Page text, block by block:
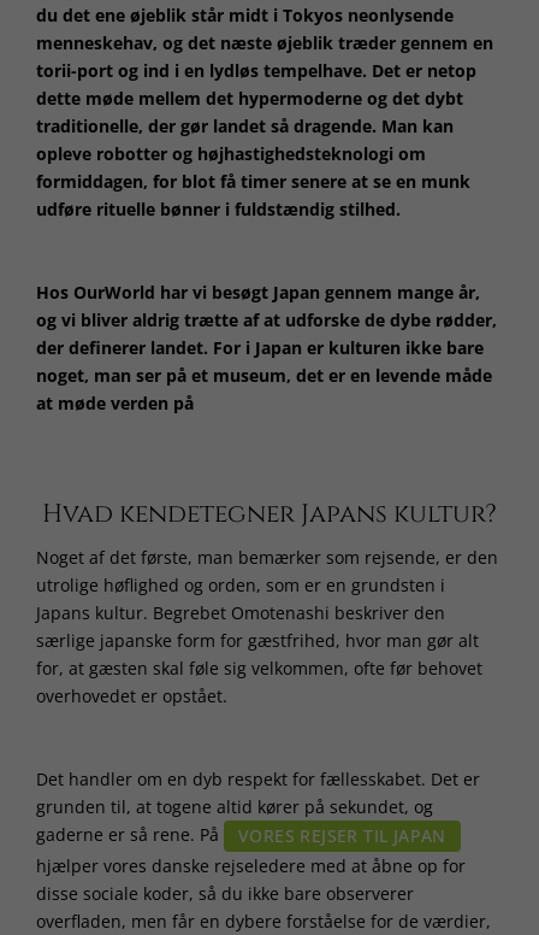
du det ene øjeblik står midt i Tokyos neonlysende
menneskehav, og det næste øjeblik træder gennem en
torii-port og ind i en lydløs tempelhave. Det er netop
dette møde mellem det hypermoderne og det dybt
traditionelle, der gør landet så dragende. Man kan
opleve robotter og højhastighedsteknologi om
formiddagen, for blot få timer senere at se en munk
udføre rituelle bønner i fuldstændig stilhed.
Hos OurWorld har vi besøgt Japan gennem mange år,
og vi bliver aldrig trætte af at udforske de dybe rødder,
der definerer landet. For i Japan er kulturen ikke bare
noget, man ser på et museum, det er en levende måde
at møde verden på
Hvad kendetegner Japans kultur?
Noget af det første, man bemærker som rejsende, er den
utrolige høflighed og orden, som er en grundsten i
Japans kultur. Begrebet Omotenashi beskriver den
særlige japanske form for gæstfrihed, hvor man gør alt
for, at gæsten skal føle sig velkommen, ofte før behovet
overhovedet er opstået.
Det handler om en dyb respekt for fællesskabet. Det er
grunden til, at togene altid kører på sekundet, og
gaderne er så rene. På
VORES REJSER TIL JAPAN
hjælper vores danske rejseledere med at åbne op for
disse sociale koder, så du ikke bare observerer
overfladen, men får en dybere forståelse for de værdier,